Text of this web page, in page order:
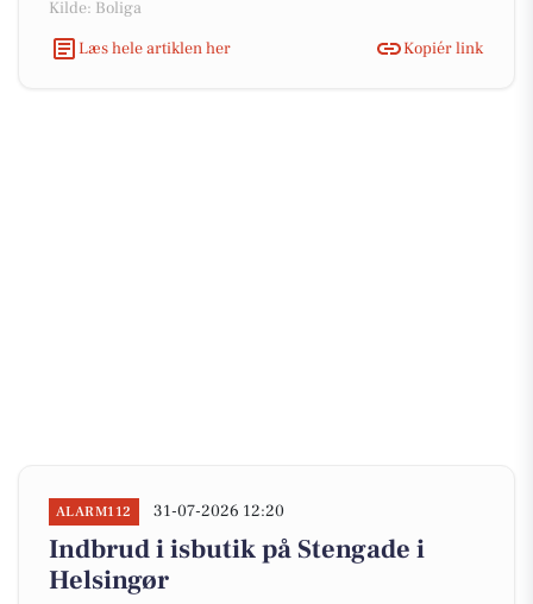
Kilde: Boliga
Læs hele artiklen her
Kopiér link
ALARM112 31-07-2026 12:20
Indbrud i isbutik på Stengade i
Helsingør